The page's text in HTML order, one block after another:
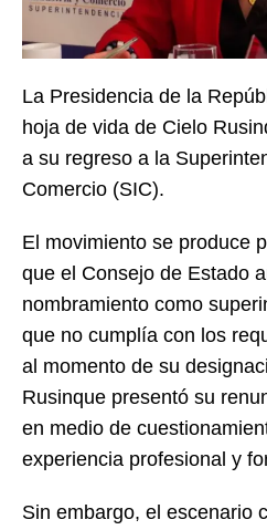
La Presidencia de la
hoja de vida de Cielo
a su regreso a la
Comercio (SIC).
El movimiento se produce
que el Consejo de Estado
nombramiento como
que no cumplía con los
al momento de su
Rusinque presentó su
en medio de
experiencia profesional y
Sin embargo, el escenario